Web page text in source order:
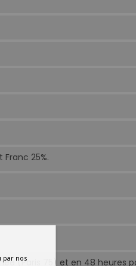
25%.
(Paris 75) et en 48 heures
par nos